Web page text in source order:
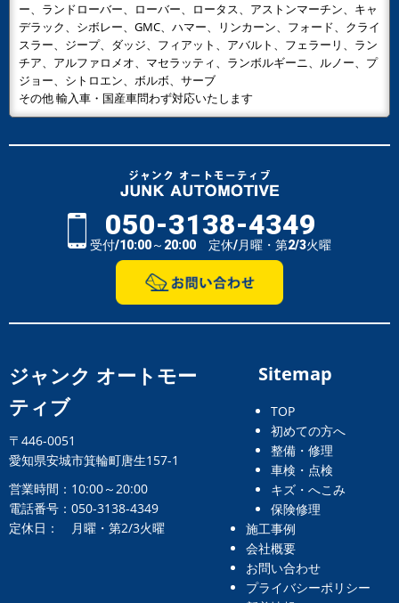
ー、ランドローバー、ローバー、ロータス、アストンマーチン、キャ
デラック、シボレー、GMC、ハマー、リンカーン、フォード、クライ
スラー、ジープ、ダッジ、フィアット、アバルト、フェラーリ、ラン
チア、アルファロメオ、マセラッティ、ランボルギーニ、ルノー、プ
ジョー、シトロエン、ボルボ、サーブ
その他 輸入車・国産車問わず対応いたします
050-3138-4349
受付/10:00～20:00 定休/月曜・第2/3火曜
ジャンク オートモー
ティブ
〒446-0051
愛知県安城市箕輪町唐生157-1
営業時間：10:00～20:00
電話番号：050-3138-4349
定休日： 月曜・第2/3火曜
Sitemap
TOP
初めての方へ
整備・修理
車検・点検
キズ・へこみ
保険修理
施工事例
会社概要
お問い合わせ
プライバシーポリシー